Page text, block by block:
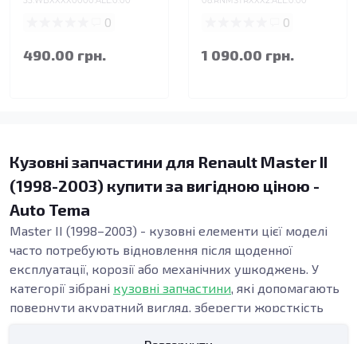
0
490.00 грн.
0
1 090.00 грн.
Кузовні запчастини для Renault Master II
(1998-2003) купити за вигідною ціною -
Auto Tema
Master II (1998–2003) - кузовні елементи цієї моделі
часто потребують відновлення після щоденної
експлуатації, корозії або механічних ушкоджень. У
категорії зібрані кузовні запчастини, які допомагають
повернути акуратний вигляд, зберегти жорсткість